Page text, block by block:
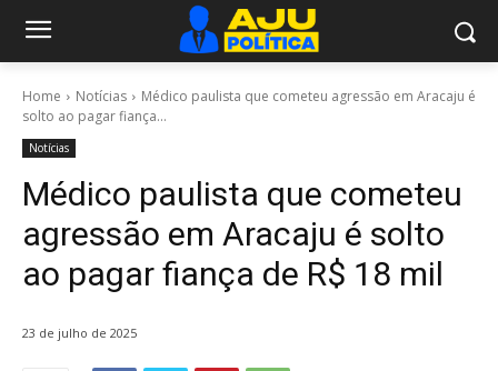
Home Notícias
Médico paulista que cometeu agressão em Aracaju é
solto ao pagar fiança...
Notícias
Médico paulista que cometeu
agressão em Aracaju é solto
ao pagar fiança de R$ 18 mil
23 de julho de 2025